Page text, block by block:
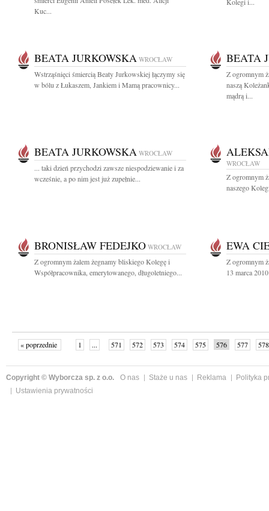
Kuc...
BEATA JURKOWSKA WROCŁAW
Wstrząśnięci śmiercią Beaty Jurkowskiej łączymy się
w bólu z Łukaszem, Jankiem i Mamą pracownicy...
BEATA
Z ogromnym
naszą
mądrą i...
BEATA JURKOWSKA WROCŁAW
... taki dzień przychodzi zawsze niespodziewanie i za
wcześnie, a po nim jest już zupełnie...
WROCŁAW
Z ogromnym
naszego
BRONISŁAW FEDEJKO WROCŁAW
Z ogromnym żalem żegnamy bliskiego Kolegę i
Współpracownika, emerytowanego, długoletniego...
EWA
Z ogromnym
13 marca
« poprzednie 1 ... 571 572 573 574 575 576 577
578
Copyright © Wyborcza sp. z o.o. O nas Staże u nas Reklama
Polityka
Ustawienia prywatności